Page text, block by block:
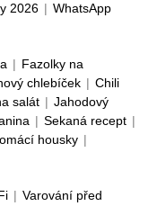
2026 | WhatsApp
| Fazolky na
chlebíček | Chili
salát | Jahodový
| Sekaná recept |
housky |
| Varování před